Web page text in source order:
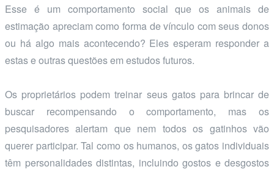
Esse é um comportamento social que os animais de
estimação apreciam como forma de vínculo com seus donos
ou há algo mais acontecendo? Eles esperam responder a
estas e outras questões em estudos futuros.
Os proprietários podem treinar seus gatos para brincar de
buscar recompensando o comportamento, mas os
pesquisadores alertam que nem todos os gatinhos vão
querer participar. Tal como os humanos, os gatos individuais
têm personalidades distintas, incluindo gostos e desgostos